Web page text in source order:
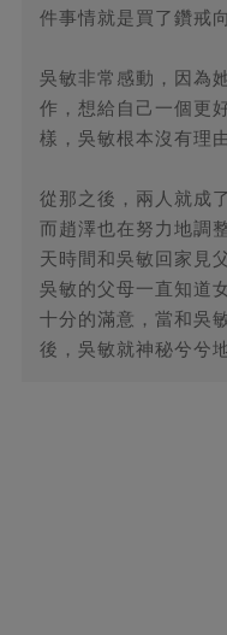
件事情就是買了鑽戒
吳敏非常感動，因為
作，想給自己一個更
樣，吳敏根本沒有理
從那之後，兩人就成
而趙澤也在努力地調
天時間和吳敏回家見
吳敏的父母一直知道
十分的滿意，當和吳
後，吳敏就神秘兮兮